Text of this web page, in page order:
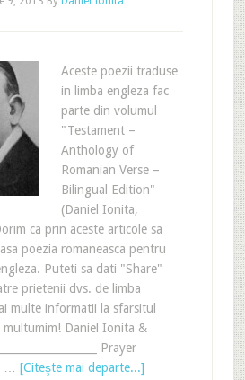
Aceste poezii traduse
in limba engleza fac
parte din volumul
"Testament –
Anthology of
Romanian Verse –
Bilingual Edition"
(Daniel Ionita,
ca prin aceste articole sa
poezia romaneasca pentru
Puteti sa dati "Share"
prietenii dvs. de limba
multe informatii la sfarsitul
multumim! Daniel Ionita &
Prayer
… [Citeşte mai departe...]